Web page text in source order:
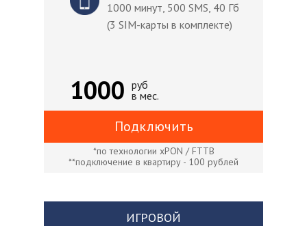
Подключить
руб
в мес.
1000
ИГРОВОЙ
1000 минут, 500 SMS, 40 Гб
(3 SIM-карты в комплекте)
*по технологии xPON / FTTB
**подключение в квартиру - 100 рублей